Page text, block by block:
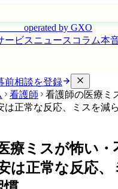
operated by GXO
ービスニュース コラム本
前相談を登録
看護師
看護師の医療ミ
は正常な反応、ミスを減
療ミスが怖い・
は正常な反応、